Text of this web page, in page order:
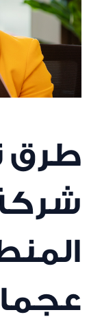
طرق